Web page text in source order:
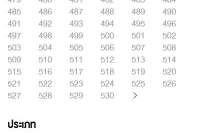
485
486 487 488 489
490
491
492 493 494 495
496
497
498 499 500 501
502
503
504 505 506 507
508
509
510 511 512 513
514
515
516 517 518 519
520
521
522 523 524 525
526
527
528 529 530
ประเภท